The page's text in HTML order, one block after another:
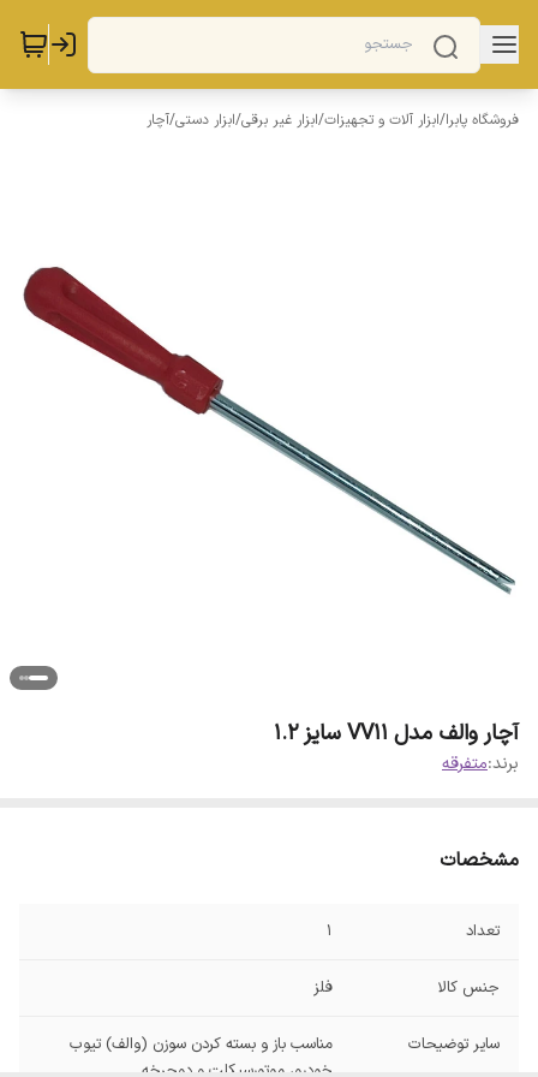
فروشگاه پابرا/ابزار آلات و تجهیزات/ابزار غیر برقی/ابزار دستی/آچار
آچار والف مدل VV11 سایز 1.2
برند:متفرقه
مشخصات
تعداد 1
جنس کالا فلز
سایر توضیحات
مناسب باز و بسته کردن سوزن (والف) تیوب
خودرو، موتورسیکلت و دوچرخه